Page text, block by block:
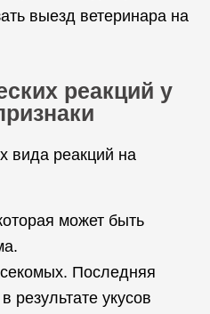
выезд ветеринара на
реакций у
вида реакций на
может быть
Последняя
результате укусов